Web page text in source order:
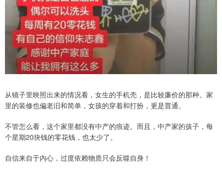
从镜子里映照出来的情况看，女生的手机壳，是比较廉价的那种。家
里的装修也偏老旧和简单，女孩的穿着和打扮，更是普通。
不管怎么看，这个家里都没有中产的痕迹。而且，中产家的孩子，每
个星期20块钱的零花钱，也太少了。
自信来自于内心，过度依赖物质只会反噬自身！